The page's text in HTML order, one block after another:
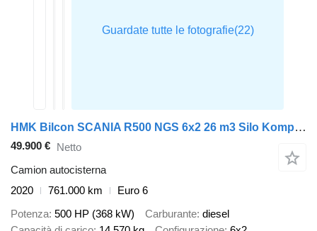
HMK Bilcon SCANIA R500 NGS 6x2 26 m3 Silo Kompressor - Retarder
49.900 € Netto
Camion autocisterna
2020
761.000 km
Euro 6
Potenza 500 HP (368 kW) Carburante diesel